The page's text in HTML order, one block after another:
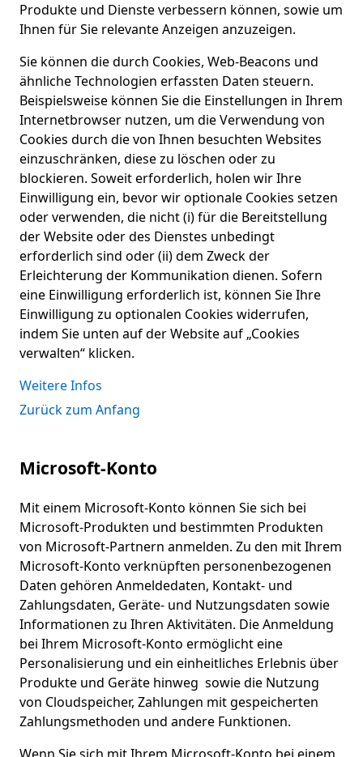
Produkte und Dienste verbessern können, sowie um
Ihnen für Sie relevante Anzeigen anzuzeigen.
Sie können die durch Cookies, Web-Beacons und
ähnliche Technologien erfassten Daten steuern.
Beispielsweise können Sie die Einstellungen in Ihrem
Internetbrowser nutzen, um die Verwendung von
Cookies durch die von Ihnen besuchten Websites
einzuschränken, diese zu löschen oder zu
blockieren. Soweit erforderlich, holen wir Ihre
Einwilligung ein, bevor wir optionale Cookies setzen
oder verwenden, die nicht (i) für die Bereitstellung
der Website oder des Dienstes unbedingt
erforderlich sind oder (ii) dem Zweck der
Erleichterung der Kommunikation dienen. Sofern
eine Einwilligung erforderlich ist, können Sie Ihre
Einwilligung zu optionalen Cookies widerrufen,
indem Sie unten auf der Website auf „Cookies
verwalten“ klicken.
Weitere Infos
Zurück zum Anfang
Microsoft-Konto
Mit einem Microsoft-Konto können Sie sich bei
Microsoft-Produkten und bestimmten Produkten
von Microsoft-Partnern anmelden. Zu den mit Ihrem
Microsoft-Konto verknüpften personenbezogenen
Daten gehören Anmeldedaten, Kontakt- und
Zahlungsdaten, Geräte- und Nutzungsdaten sowie
Informationen zu Ihren Aktivitäten. Die Anmeldung
bei Ihrem Microsoft-Konto ermöglicht eine
Personalisierung und ein einheitliches Erlebnis über
Produkte und Geräte hinweg sowie die Nutzung
von Cloudspeicher, Zahlungen mit gespeicherten
Zahlungsmethoden und andere Funktionen.